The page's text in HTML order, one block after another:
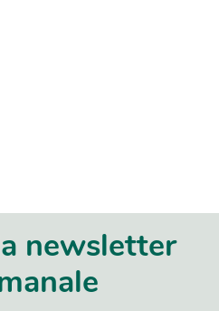
newsletter